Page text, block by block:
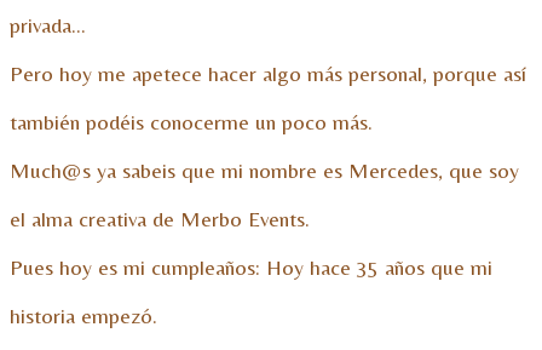
privada…
Pero hoy me apetece hacer algo más personal, porque así
también podéis conocerme un poco más.
Much@s ya sabeis que mi nombre es Mercedes, que soy
el alma creativa de Merbo Events.
Pues hoy es mi cumpleaños: Hoy hace 35 años que mi
historia empezó.